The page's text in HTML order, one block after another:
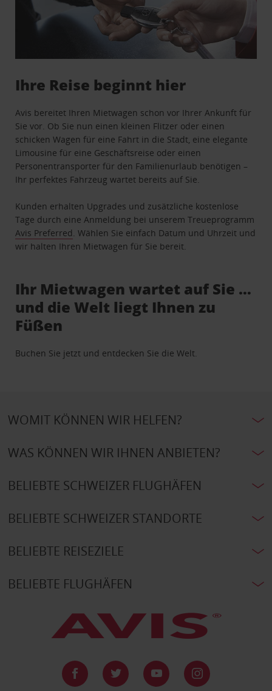
Ihre Reise beginnt hier
Avis bereitet Ihren Mietwagen schon vor Ihrer Ankunft für
Sie vor. Ob Sie nun einen kleinen Flitzer oder einen
schicken Wagen für eine Fahrt in die Stadt, eine elegante
Limousine für eine Geschäftsreise oder einen
Personentransporter für den Familienurlaub benötigen –
Ihr perfektes Fahrzeug wartet bereits auf Sie.
Kunden erhalten Upgrades und zusätzliche kostenlose
Tage durch eine Anmeldung bei unserem Treueprogramm
Avis Preferred . Wählen Sie einfach Datum und Uhrzeit und
wir halten Ihren Mietwagen für Sie bereit.
Ihr Mietwagen wartet auf Sie …
und die Welt liegt Ihnen zu
Füßen
Buchen Sie jetzt und entdecken Sie die Welt.
WOMIT KÖNNEN WIR HELFEN?
WAS KÖNNEN WIR IHNEN ANBIETEN?
BELIEBTE SCHWEIZER FLUGHÄFEN
BELIEBTE SCHWEIZER STANDORTE
BELIEBTE REISEZIELE
BELIEBTE FLUGHÄFEN